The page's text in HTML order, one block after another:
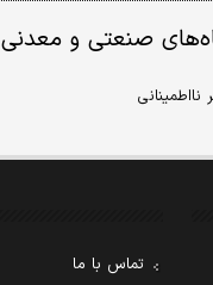
صنعتی و معدنی
تماس با ما